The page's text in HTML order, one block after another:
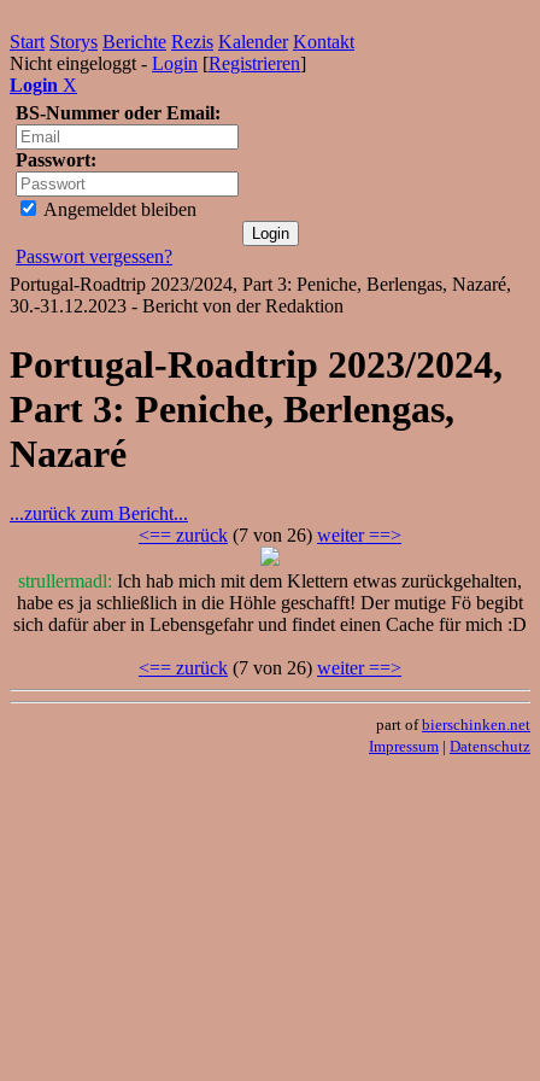
Start Storys Berichte Rezis Kalender Kontakt
Nicht eingeloggt - Login [Registrieren]
Login X
BS-Nummer oder Email:
Passwort:
Angemeldet bleiben
Passwort vergessen?
Portugal-Roadtrip 2023/2024, Part 3: Peniche, Berlengas, Nazaré,
30.-31.12.2023 - Bericht von der Redaktion
Portugal-Roadtrip 2023/2024,
Part 3: Peniche, Berlengas,
Nazaré
...zurück zum Bericht...
<== zurück (7 von 26) weiter ==>
strullermadl: Ich hab mich mit dem Klettern etwas zurückgehalten,
habe es ja schließlich in die Höhle geschafft! Der mutige Fö begibt
sich dafür aber in Lebensgefahr und findet einen Cache für mich :D
<== zurück (7 von 26) weiter ==>
part ofbierschinken.net
Impressum | Datenschutz